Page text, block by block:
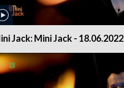
Jack: Mini Jack - 18.06.2022